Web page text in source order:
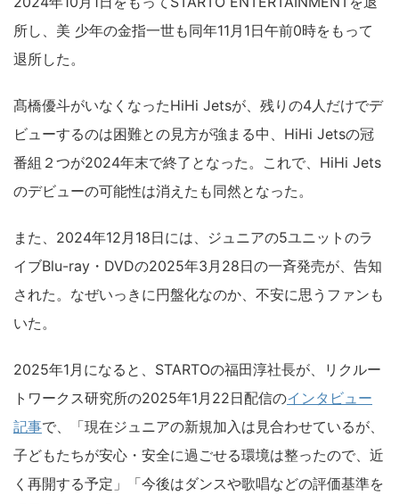
所し、美 少年の金指一世も同年11月1日午前0時をもって
退所した。
髙橋優斗がいなくなったHiHi Jetsが、残りの4人だけでデ
ビューするのは困難との見方が強まる中、HiHi Jetsの冠
番組２つが2024年末で終了となった。これで、HiHi Jets
のデビューの可能性は消えたも同然となった。
また、2024年12月18日には、ジュニアの5ユニットのラ
イブBlu-ray・DVDの2025年3月28日の一斉発売が、告知
された。なぜいっきに円盤化なのか、不安に思うファンも
いた。
2025年1月になると、STARTOの福田淳社長が、リクルー
トワークス研究所の2025年1月22日配信のインタビュー
記事で、「現在ジュニアの新規加入は見合わせているが、
子どもたちが安心・安全に過ごせる環境は整ったので、近
く再開する予定」「今後はダンスや歌唱などの評価基準を